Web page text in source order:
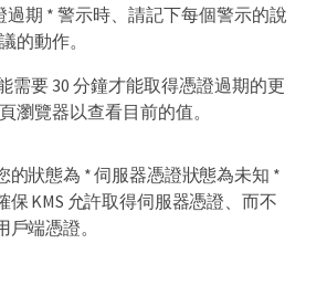
過期 * 警示時、請記下每個警示的說
的動作。
需要 30 分鐘才能取得憑證過期的更
瀏覽器以查看目前的值。
的狀態為 * 伺服器憑證狀態為未知 *
保 KMS 允許取得伺服器憑證、而不
戶端憑證。